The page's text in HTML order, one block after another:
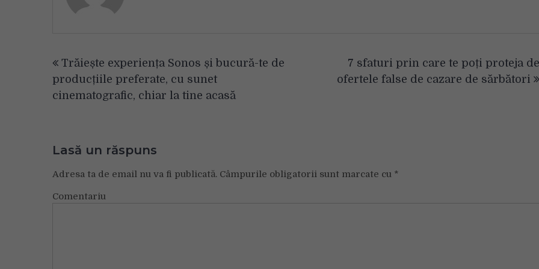
în
articole
Trăiește experiența Sonos și bucură-te de
producțiile preferate, cu sunet
cinematografic, chiar la tine acasă
7 sfaturi prin care te poți proteja de
ofertele false de cazare de sărbători
Lasă un răspuns
Adresa ta de email nu va fi publicată. Câmpurile obligatorii sunt marcate cu *
Comentariu